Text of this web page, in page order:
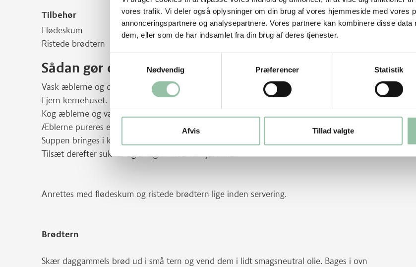
vores trafik. Vi deler også oplysninger om din brug af vores hjemmeside med vores
annonceringspartnere og analysepartnere. Vores partnere kan kombinere disse
dem, eller som de har indsamlet fra din brug af deres tjenester.
Nødvendig
Præferencer Statistik
Afvis Tillad valgte
Tilbehør
Flødeskum
Ristede brødtern
Sådan gør du
Vask æblerne og del æblerne uden at skrælle dem.
Fjern kernehuset.
Kog æblerne og vaniljen i 8 dl vand.
Æblerne pureres eller blendes.
Suppen bringes i kog igen.
Tilsæt derefter sukker og smag til med vaniljesukker.
Anrettes med flødeskum og ristede brødtern lige inden servering.
Brødtern
Skær daggammels brød ud i små tern og vend dem i lidt smagsneutral olie. Bages i ovn